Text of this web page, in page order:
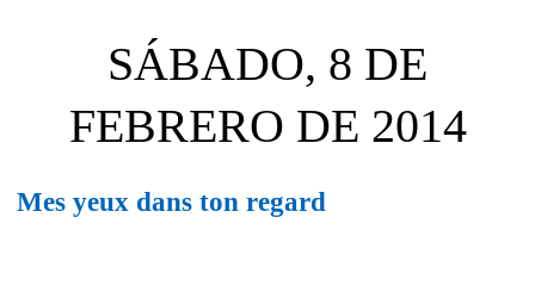
SÁBADO, 8 DE
FEBRERO DE 2014
Mes yeux dans ton regard